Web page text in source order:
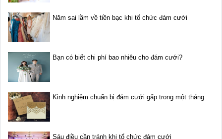
Năm sai lầm về tiền bạc khi tổ chức đám cưới
Bạn có biết chi phí bao nhiêu cho đám cưới?
Kinh nghiệm chuẩn bị đám cưới gấp trong một tháng
Sáu điều cần tránh khi tổ chức đám cưới